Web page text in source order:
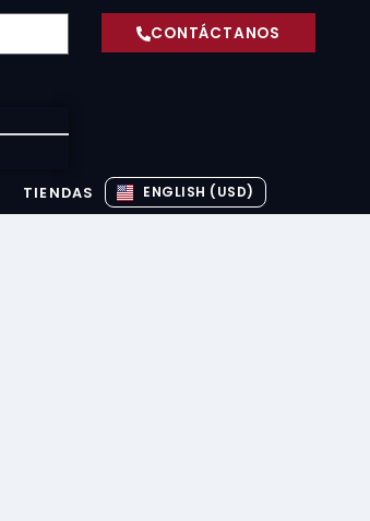
CONTÁCTANOS
TIENDAS ENGLISH (USD)